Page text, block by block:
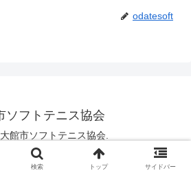
odatesoft
ソフトテニス協会
館市ソフトテニス協会.
検索 トップ サイドバー